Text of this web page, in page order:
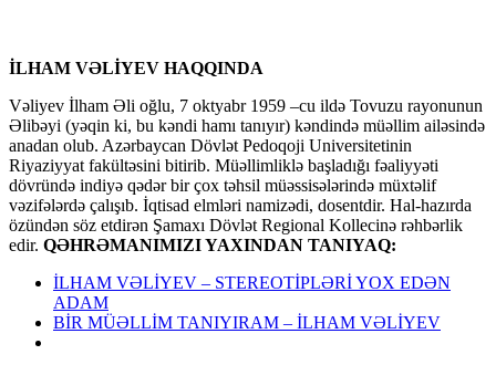
İLHAM VƏLİYEV HAQQINDA
Vəliyev İlham Əli oğlu, 7 oktyabr 1959 –cu ildə Tovuzu rayonunun
Əlibəyi (yəqin ki, bu kəndi hamı tanıyır) kəndində müəllim ailəsində
anadan olub. Azərbaycan Dövlət Pedoqoji Universitetinin
Riyaziyyat fakültəsini bitirib. Müəllimliklə başladığı fəaliyyəti
dövründə indiyə qədər bir çox təhsil müəssisələrində müxtəlif
vəzifələrdə çalışıb. İqtisad elmləri namizədi, dosentdir. Hal-hazırda
özündən söz etdirən Şamaxı Dövlət Regional Kollecinə rəhbərlik
edir. QƏHRƏMANIMIZI YAXINDAN TANIYAQ:
İLHAM VƏLİYEV – STEREOTİPLƏRİ YOX EDƏN
ADAM
BİR MÜƏLLİM TANIYIRAM – İLHAM VƏLİYEV